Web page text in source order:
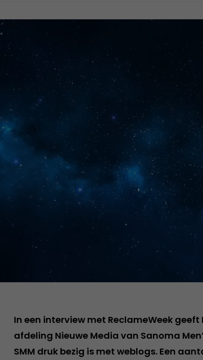
In een interview met ReclameWeek geeft
afdeling Nieuwe Media van Sanoma
SMM druk bezig is met weblogs. Een